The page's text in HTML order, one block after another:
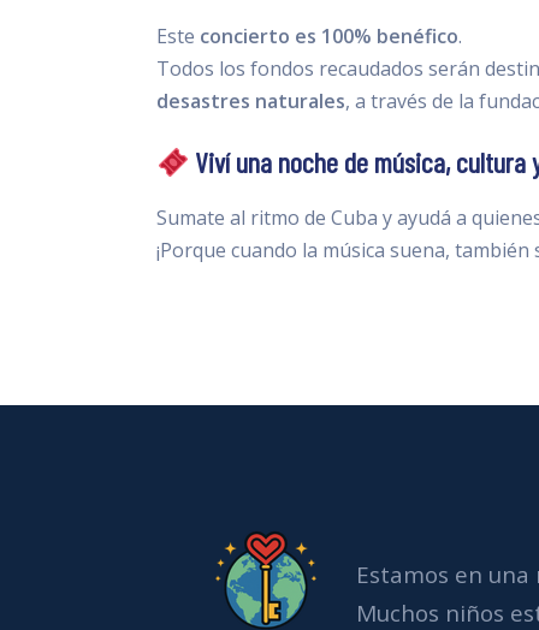
Este concierto es 100% benéfico.
Todos los fondos recaudados serán
desastres naturales, a través de la
Viví una noche de música, cultura
Sumate al ritmo de Cuba y ayudá a
¡Porque cuando la música suena,
Estamos en
Muchos niños